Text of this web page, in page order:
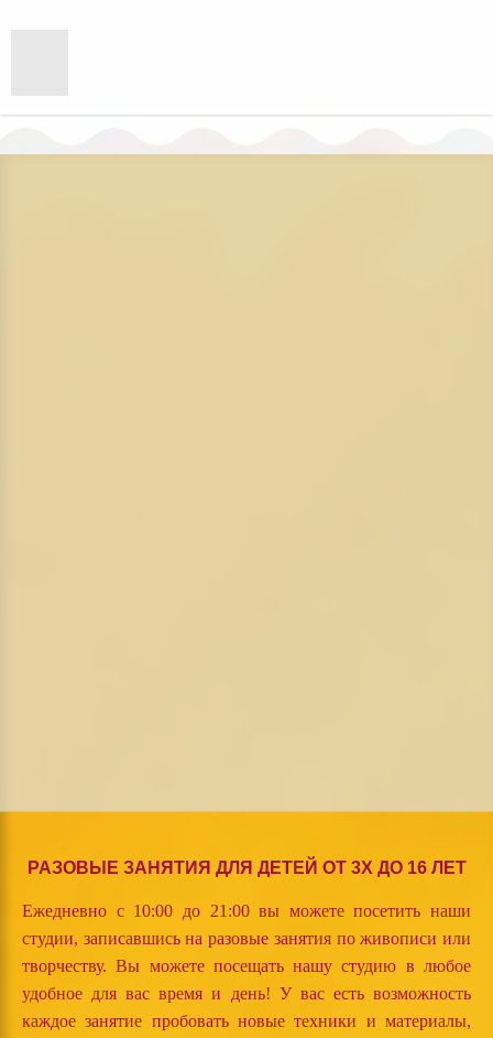
РАЗОВЫЕ ЗАНЯТИЯ ДЛЯ ДЕТЕЙ ОТ 3Х ДО 16 ЛЕТ
Ежедневно с 10:00 до 21:00 вы можете посетить наши
студии, записавшись на разовые занятия по живописи или
творчеству. Вы можете посещать нашу студию в любое
удобное для вас время и день! У вас есть возможность
каждое занятие пробовать новые техники и материалы,